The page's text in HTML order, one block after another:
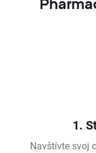
1.
Navštívte svoj